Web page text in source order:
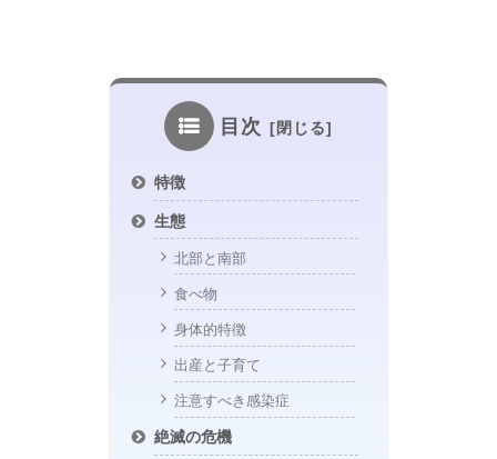
目次
特徴
生態
北部と南部
食べ物
身体的特徴
出産と子育て
注意すべき感染症
絶滅の危機